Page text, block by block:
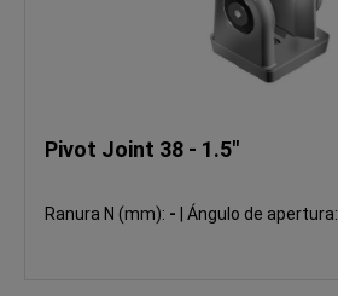
Pivot Joint 38 - 1.5"
Ranura N (mm): - Ángulo de apertura: